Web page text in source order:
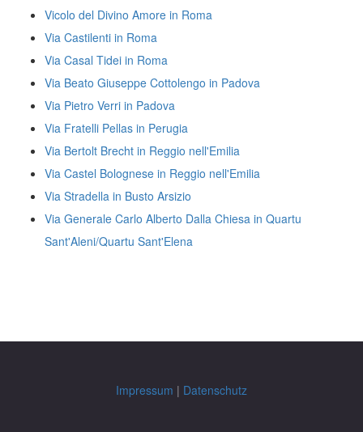
Vicolo del Divino Amore in Roma
Via Castilenti in Roma
Via Casal Tidei in Roma
Via Beato Giuseppe Cottolengo in Padova
Via Pietro Verri in Padova
Via Fratelli Pellas in Perugia
Via Bertolt Brecht in Reggio nell'Emilia
Via Castel Bolognese in Reggio nell'Emilia
Via Stradella in Busto Arsizio
Via Generale Carlo Alberto Dalla Chiesa in Quartu
Sant'Aleni/Quartu Sant'Elena
Impressum | Datenschutz